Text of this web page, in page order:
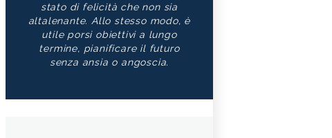
stato di felicità che non sia
altalenante. Allo stesso modo, è
utile porsi obiettivi a lungo
termine, pianificare il futuro
senza ansia o angoscia.